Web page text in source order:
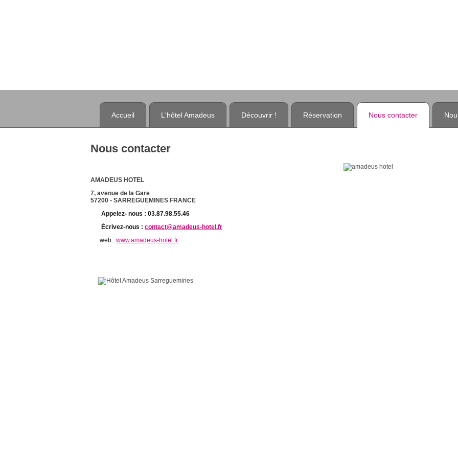
Accueil L'hôtel Amadeus Découvrir ! Réservation Nous contacter
Nous contacter
AMADEUS HOTEL
7, avenue de la Gare
57200 - SARREGUEMINES FRANCE
Appelez- nous : 03.87.98.55.46
Écrivez-nous : contact@amadeus-hotel.fr
web : www.amadeus-hotel.fr